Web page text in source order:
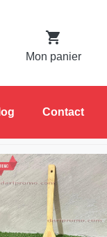
Mon panier
Contact